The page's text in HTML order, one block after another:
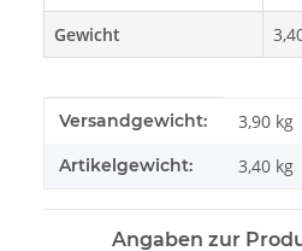
Gewicht
Produkteigenschaft
Wert
Versandgewicht: 3,90 kg
Artikelgewicht: 3,40 kg
Angaben zur